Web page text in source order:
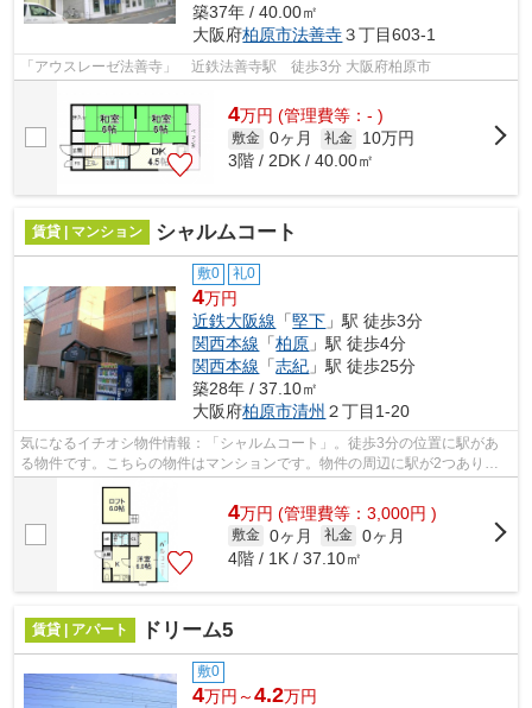
築37年 / 40.00㎡
大阪府柏原市法善寺３丁目603-1
「アウスレーゼ法善寺」 近鉄法善寺駅 徒歩3分 大阪府柏原市
4万円 (管理費等：- )
敷金 0ヶ月 礼金
10万円
3階 / 2DK / 40.00㎡
賃貸 | マンション シャルムコート
敷0 礼0
4万円
近鉄大阪線 「堅下 」駅 徒歩3分
関西本線 「柏原 」駅 徒歩4分
関西本線 「志紀 」駅 徒歩25分
築28年 / 37.10㎡
大阪府柏原市清州 ２丁目1-20
気になるイチオシ物件情報：「シャルムコート」。徒歩3分の位置に駅があ
る物件です。こちらの物件はマンションです。物件の周辺に駅が2つあり、
よく電車を利用する方にピッタリです。...
4万円 (管理費等：3,000円 )
敷金 0ヶ月 礼金 0ヶ月
4階 / 1K / 37.10㎡
賃貸 | アパート ドリーム5
敷0
4万円～4.2万円